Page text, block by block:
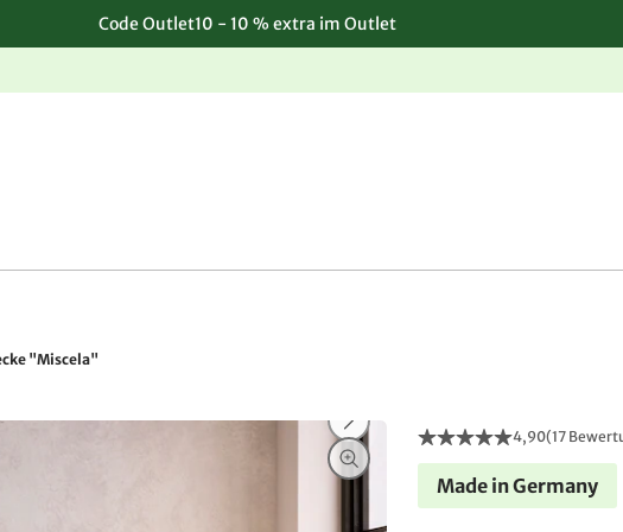
Code Outlet10 - 10 % extra im Outlet
"Miscela"
4,90(17
Made in Germany